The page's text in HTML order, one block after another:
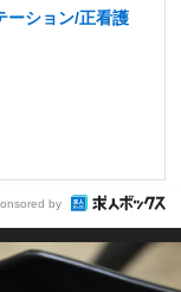
ーション/正看護
by